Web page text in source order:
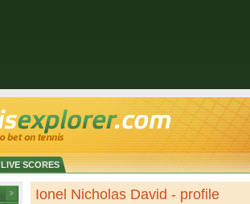
LIVE SCORES
Ionel Nicholas David - profile